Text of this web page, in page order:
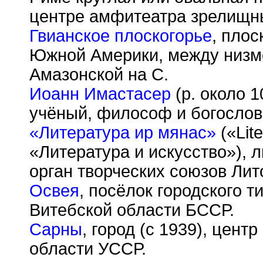
центре амфитеатра
Гвианское плоскогорье,
Южной Америки, между
Амазонской на С.
Иоанн Имастасер (р. около
учёный, философ и
«Литература ир мянас»
«Литература и искусство»),
орган творческих союзов
Освея, посёлок городского
Витебской области БССР.
Сарны, город (с 1939),
области УССР.